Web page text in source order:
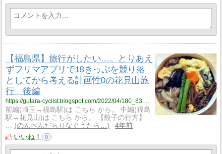
【福島県】旅行がしたい…。とりあえ
ずフリマアプリで18きっぷを競り落
としてから考える計画性0の花見山旅
行 後編
https://gutara-cyclist.blogspot.com/2022/04/180_83.html
前編(埼玉→福島駅)は こちら から。 中編(福島
駅→花見山)は こちら から。 【餃子の行方】
…
のんべんだらりなぐうたら…
4年前
いいね！
0